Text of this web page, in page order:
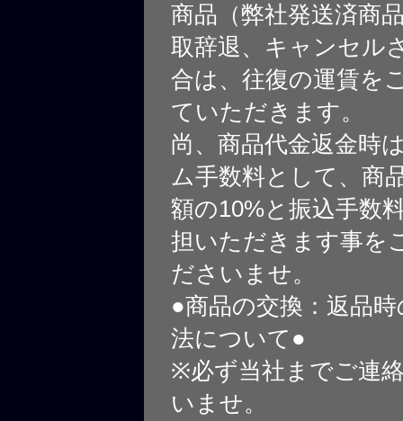
商品（弊社発送済商
取辞退、キャンセル
合は、往復の運賃を
ていただきます。
尚、商品代金返金時
ム手数料として、商
額の10%と振込手数
担いただきます事を
ださいませ。
●商品の交換：返品
法について●
※必ず当社までご連
いませ。